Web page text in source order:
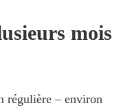
mois
régulière – environ